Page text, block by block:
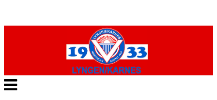
Veksle
navigasjon